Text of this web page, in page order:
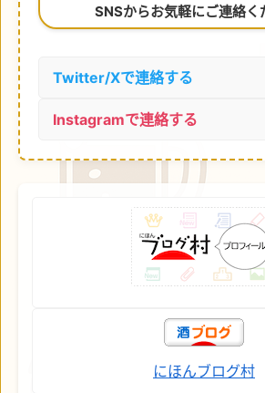
SNSからお気軽にご連絡く
Twitter/Xで連絡する
Instagramで連絡する
にほんブログ村